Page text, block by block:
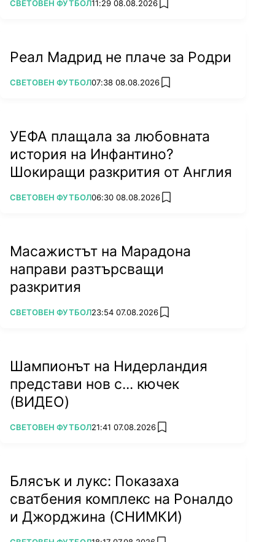
ПОВЕЧЕ ОТ
СВЕТОВЕН ФУТБОЛ11:29 08.08.2026 add favorites
Реал Мадрид не плаче за Родри
ПОВЕЧЕ ОТ
СВЕТОВЕН ФУТБОЛ07:38 08.08.2026 add favorites
УЕФА плащала за любовната
история на Инфантино?
Шокиращи разкрития от Англия
ПОВЕЧЕ ОТ
СВЕТОВЕН ФУТБОЛ06:30 08.08.2026 add favorites
Масажистът на Марадона
направи разтърсващи
разкрития
ПОВЕЧЕ ОТ
СВЕТОВЕН ФУТБОЛ23:54 07.08.2026 add favorites
Шампионът на Нидерландия
представи нов с... кючек
(ВИДЕО)
ПОВЕЧЕ ОТ
СВЕТОВЕН ФУТБОЛ21:41 07.08.2026 add favorites
Блясък и лукс: Показаха
сватбения комплекс на Роналдо
и Джорджина (СНИМКИ)